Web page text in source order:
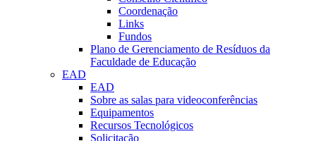
Coordenação
Links
Fundos
Plano de Gerenciamento de Resíduos da
Faculdade de Educação
EAD
EAD
Sobre as salas para videoconferências
Equipamentos
Recursos Tecnológicos
Solicitação